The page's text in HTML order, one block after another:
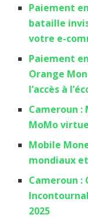
Paiement
bataille
votre e-
Paiement
Orange
l’accès à
Cameroun :
MoMo
Mobile
mondiaux
Cameroun :
2025